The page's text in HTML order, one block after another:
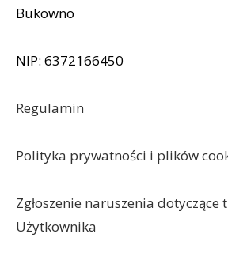
Bukowno
NIP: 6372166450
Regulamin
Polityka prywatności i plików
Zgłoszenie naruszenia dotyczące
Użytkownika